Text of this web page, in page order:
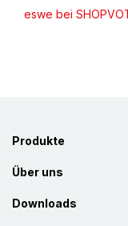
eswe bei
Produkte
Über uns
Downloads